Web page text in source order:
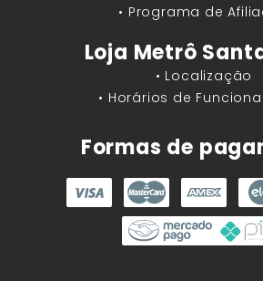
• Programa de
Loja Metrô
• Localização
• Horários de
Formas de